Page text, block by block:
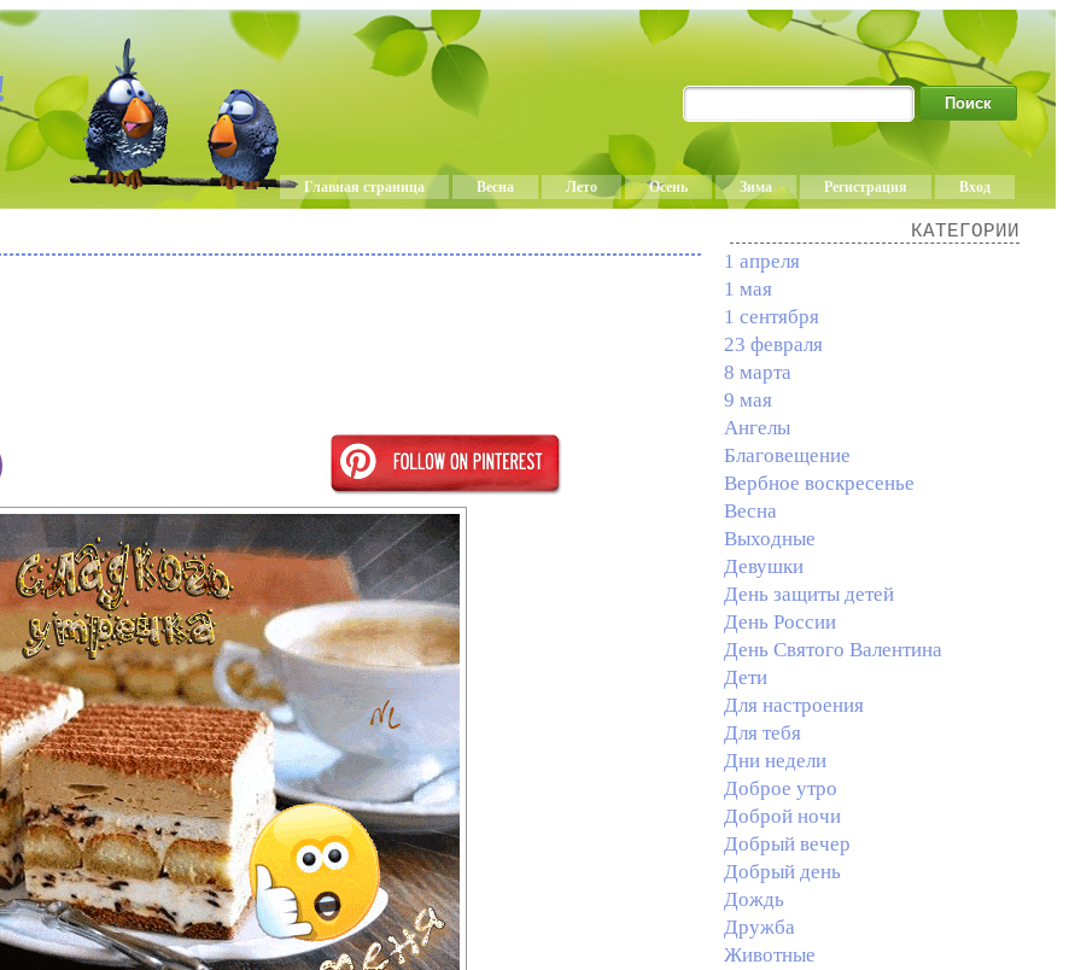
Главная страница Весна Лето Осень Зима Регистрация Вход
КАТЕГОРИИ
1 апреля
1 мая
1 сентября
23 февраля
8 марта
9 мая
Ангелы
Благовещение
Вербное воскресенье
Весна
Выходные
Девушки
День защиты детей
День России
День Святого Валентина
Дети
Для настроения
Для тебя
Дни недели
Доброе утро
Доброй ночи
Добрый вечер
Добрый день
Дождь
Дружба
Животные